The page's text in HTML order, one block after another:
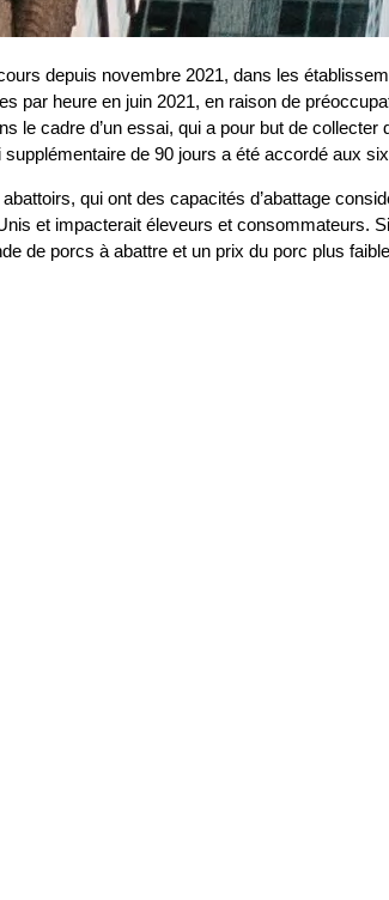
depuis novembre 2021, dans les
par heure en juin 2021, en raison de
cadre d’un essai, qui a pour but de collecter
de 90 jours a été accordé aux
qui ont des capacités d’abattage
et impacterait éleveurs et consommateurs.
de porcs à abattre et un prix du porc plus